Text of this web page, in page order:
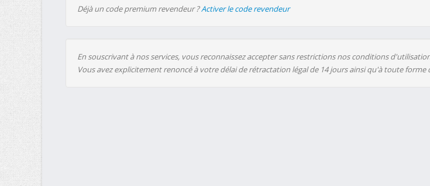
Déjà un code premium revendeur ?Activer le code revendeur
En souscrivant à nos services, vous reconnaissez accepter sans restrictions nos conditions
Vous avez explicitement renoncé à votre délai de rétractation légal de 14 jours ainsi qu'à toute